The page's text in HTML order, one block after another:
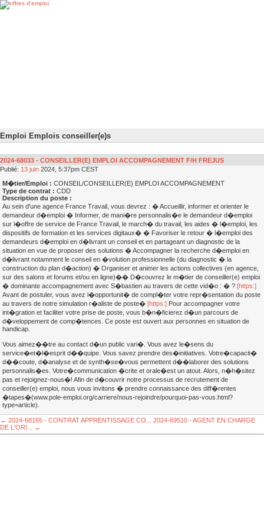
Emploi Emplois conseiller(e)s
2024-68033 - CONSEILLER(E) EMPLOI ACCOMPAGNEMENT F/H FREJUS
Publié: 13 juin 2024, 5:37pm CEST
M�tier/Emploi : CONSEIL/CONSEILLER(E) EMPLOI ACCOMPAGNEMENT
Type de contrat : CDD
Description du poste :
Au sein d'une agence France Travail, vous devrez : � Accueillir, informer et orienter le
demandeur d�emploi � Informer, de mani�re personnalis�e le demandeur d�emploi
sur l�offre de service de France Travail, le march� du travail, les aides � l�emploi, les
dispositifs de formation et les services digitaux� � Favoriser le retour � l�emploi des
demandeurs d�emploi en d�livrant un conseil et en partageant un diagnostic de la
situation en vue de proposer des solutions � Accompagner la recherche d�emploi en
d�livrant notamment le conseil en �volution professionnelle (du diagnostic � la
construction du plan d�action) � Organiser et animer les actions collectives (en agence,
sur des salons et forums et/ou en ligne)�� D�couvrez le m�tier de conseiller(e) emploi
� dominante accompagnement avec S�bastien au travers de cette vid�o : � ? [https:]
Avant de postuler, vous avez l�opportunit� de compl�ter votre repr�sentation du poste
au travers de notre simulation r�aliste de poste� [https:] Pour accompagner votre
int�gration et faciliter votre prise de poste, vous b�n�ficierez d�un parcours de
d�veloppement de comp�tences. Ce poste est ouvert aux personnes en situation de
handicap.
Vous aimez��tre au contact d�un public vari�. Vous avez le�sens du
service�et�l�esprit d��quipe. Vous savez prendre des�initiatives. Votre�capacit�
d��coute, d�analyse et de synth�se�vous permettent d��laborer des solutions
personnalis�es. Votre�communication �crite et orale�est un atout. Alors, n�h�sitez
pas et rejoignez-nous�! Afin de d�couvrir notre processus de recrutement de
conseiller(e) emploi, nous vous invitons � prendre connaissance des diff�rentes
�tapes�(www.pole-emploi.org/carriere/nous-rejoindre/pourquoi-pas-vous.html?
type=article).
← 2024-68165 - CONTRAT APPRENTISSAGE CO...
2024-69510 - AGENT EN CHARGE
DE L'ORI... →